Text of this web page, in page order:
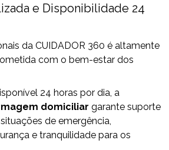
e Disponibilidade 24
da CUIDADOR 360 é altamente
com o bem-estar dos
24 horas por dia, a
domiciliar garante suporte
de emergência,
e tranquilidade para os